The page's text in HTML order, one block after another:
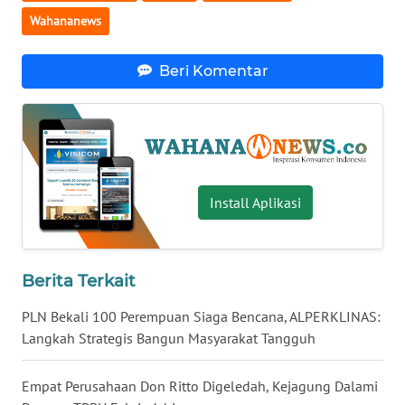
Wahananews
Beri Komentar
Install Aplikasi
Berita Terkait
PLN Bekali 100 Perempuan Siaga Bencana, ALPERKLINAS:
Langkah Strategis Bangun Masyarakat Tangguh
Empat Perusahaan Don Ritto Digeledah, Kejagung Dalami
WN
WN
JOGJA
WN
JATIM
WN
WN
KALBAR
WN